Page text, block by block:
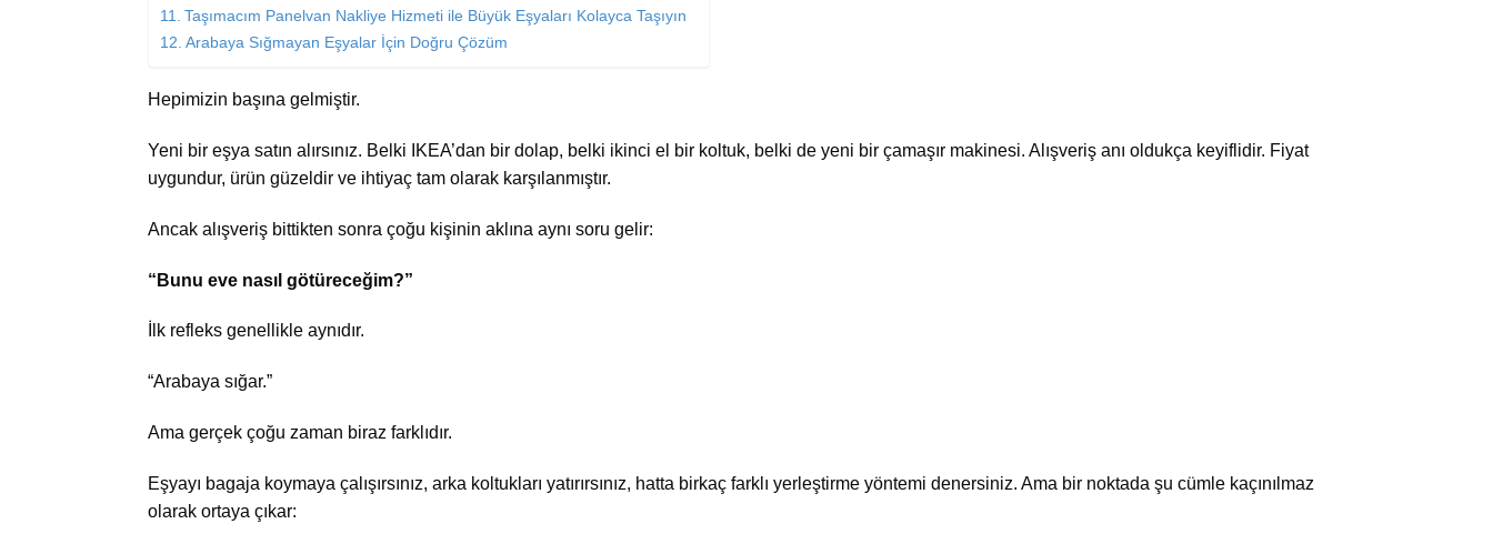
Taşımacım Panelvan Nakliye Hizmeti ile Büyük Eşyaları Kolayca Taşıyın
Arabaya Sığmayan Eşyalar İçin Doğru Çözüm
Hepimizin başına gelmiştir.
Yeni bir eşya satın alırsınız. Belki IKEA’dan bir dolap, belki ikinci el bir koltuk, belki de yeni bir çamaşır makinesi. Alışveriş anı oldukça keyiflidir. Fiyat
uygundur, ürün güzeldir ve ihtiyaç tam olarak karşılanmıştır.
Ancak alışveriş bittikten sonra çoğu kişinin aklına aynı soru gelir:
“Bunu eve nasıl götüreceğim?”
İlk refleks genellikle aynıdır.
“Arabaya sığar.”
Ama gerçek çoğu zaman biraz farklıdır.
Eşyayı bagaja koymaya çalışırsınız, arka koltukları yatırırsınız, hatta birkaç farklı yerleştirme yöntemi denersiniz. Ama bir noktada şu cümle kaçınılmaz
olarak ortaya çıkar: